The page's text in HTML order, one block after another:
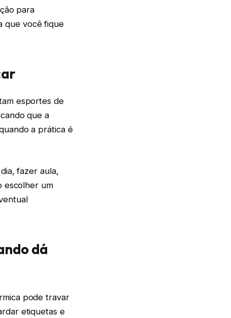
para
que você fique
esportes de
que a
a prática é
fazer aula,
escolher um
dá
pode travar
etiquetas e